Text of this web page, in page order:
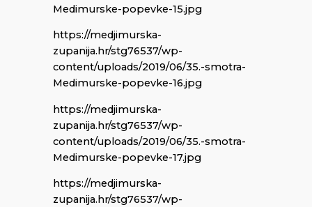
Medimurske-popevke-15.jpg
https://medjimurska-
zupanija.hr/stg76537/wp-
content/uploads/2019/06/35.-smotra-
Medimurske-popevke-16.jpg
https://medjimurska-
zupanija.hr/stg76537/wp-
content/uploads/2019/06/35.-smotra-
Medimurske-popevke-17.jpg
https://medjimurska-
zupanija.hr/stg76537/wp-